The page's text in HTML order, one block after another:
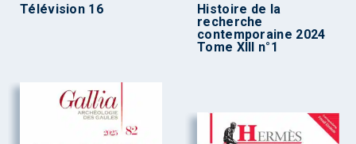
Télévision 16
Histoire de la
recherche
contemporaine 2024
Tome XIII n°1